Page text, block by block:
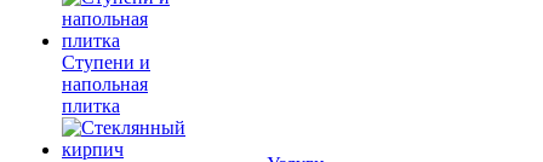
Ступени и
напольная
плитка